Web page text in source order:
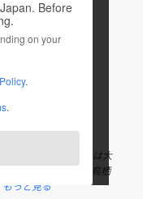
Before
on your
.
.
を投稿しています
役CEO。高校卒業後は大
ーグクラブのサガン鳥栖
もっと見る